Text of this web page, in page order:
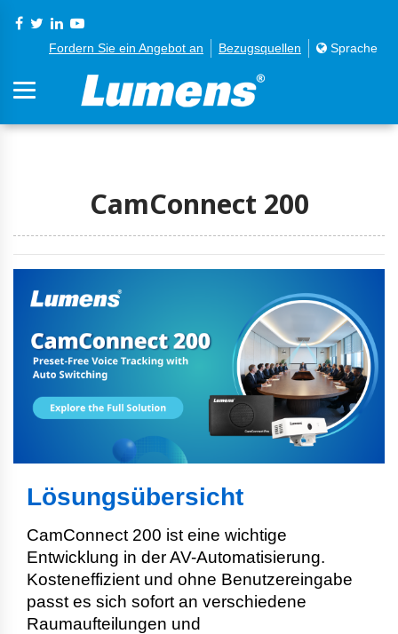
Fordern Sie ein Angebot an Bezugsquellen Sprache
CamConnect 200
Lösungsübersicht
CamConnect 200 ist eine wichtige
Entwicklung in der AV-Automatisierung.
Kosteneffizient und ohne Benutzereingabe
passt es sich sofort an verschiedene
Raumaufteilungen und